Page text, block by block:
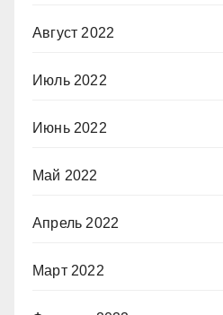
Август 2022
Июль 2022
Июнь 2022
Май 2022
Апрель 2022
Март 2022